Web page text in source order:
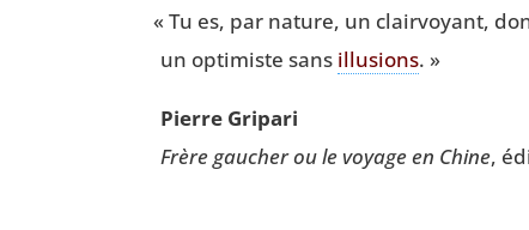
« Tu es, par nature, un clair­voyant,
un opti­miste sans illu­sions. »
Pierre Gri­pa­ri
Frère gau­cher ou le voyage en Chine,